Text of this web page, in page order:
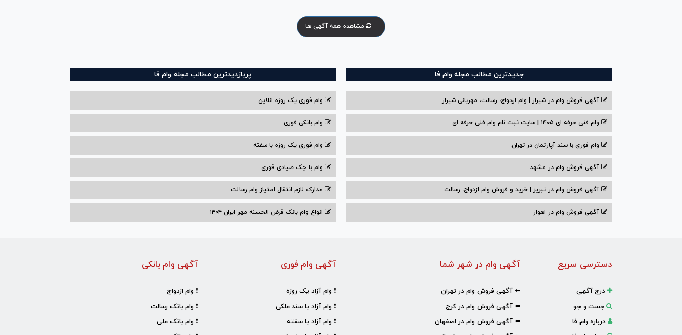
مشاهده همه آگهی ها
جدیدترین مطالب مجله وام فا
آگهی فروش وام در شیراز | وام ازدواج، رسالت، مهربانی شیراز
وام فنی حرفه ای ۱۴۰۵ | سایت ثبت نام وام فنی حرفه ای
وام فوری با سند آپارتمان در تهران
آگهی فروش وام در مشهد
آگهی فروش وام در تبریز | خرید و فروش وام ازدواج، رسالت
آگهی فروش وام در اهواز
پربازدیدترین مطالب مجله وام فا
وام فوری یک روزه انلاین
وام بانکی فوری
وام فوری یک روزه با سفته
وام با‌ چک صیادی‌ فوری
مدارک لازم انتقال امتیاز وام رسالت
انواع وام بانک قرض الحسنه مهر ایران ۱۴۰۴
آگهی وام بانکی
❗ وام ازدواج
❗ وام بانک رسالت
❗ وام بانک ملی
آگهی وام فوری
❗ وام آزاد یک روزه
❗ وام آزاد با سند ملکی
❗ وام آزاد با سفته
آگهی وام در شهر شما
⬅️ آگهی فروش وام در تهران
⬅️ آگهی فروش وام در کرج
⬅️ آگهی فروش وام در اصفهان
دسترسی سریع
درج آگهی
جست و جو
درباره وام فا